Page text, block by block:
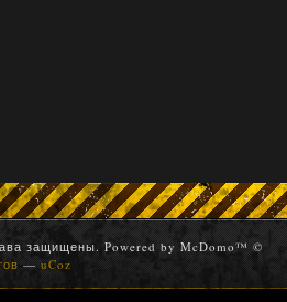
защищены. Powered by McDomo™ ©
—uCoz